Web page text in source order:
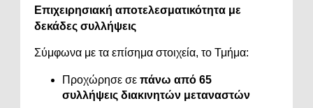
Επιχειρησιακή αποτελεσματικότητα με
δεκάδες συλλήψεις
Σύμφωνα με τα επίσημα στοιχεία, το Τμήμα:
Προχώρησε σε πάνω από 65
συλλήψεις διακινητών μεταναστών